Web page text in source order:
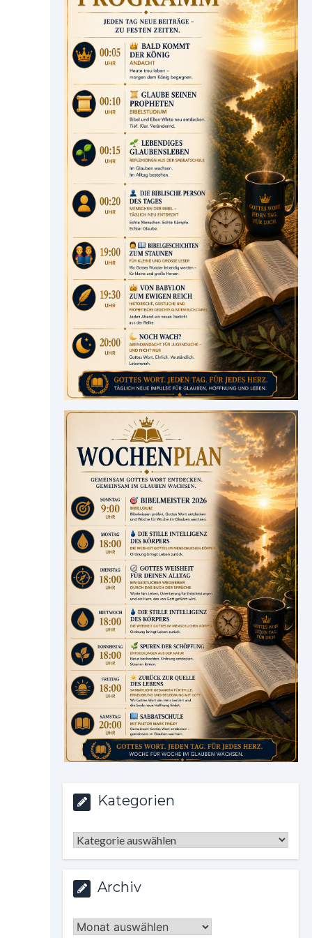
Kategorien
Kategorien
Archiv
Archiv